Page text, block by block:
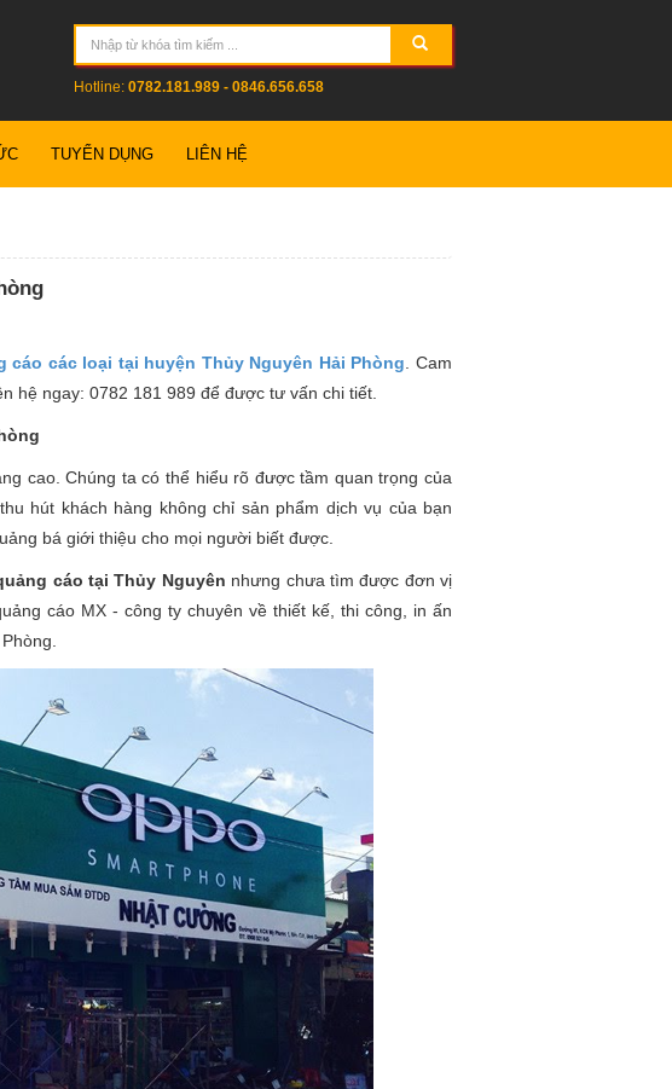
Hotline: 0782.181.989 - 0846.656.658
TUYỂN DỤNG LIÊN HỆ
cáo các loại tại huyện Thủy Nguyên Hải Phòng . Cam
hệ ngay: 0782 181 989 để được tư vấn chi tiết.
cao. Chúng ta có thể hiểu rõ được tầm quan trọng của
hút khách hàng không chỉ sản phẩm dịch vụ của bạn
bá giới thiệu cho mọi người biết được.
cáo tại Thủy Nguyên nhưng chưa tìm được đơn vị
cáo MX - công ty chuyên về thiết kế, thi công, in ấn